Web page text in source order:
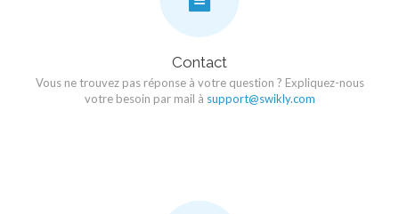
Contact
Vous ne trouvez pas réponse à votre question ? Expliquez-nous
votre besoin par mail à support@swikly.com